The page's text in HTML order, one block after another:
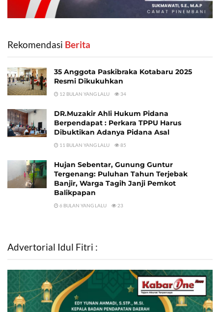
Rekomendasi ‎ Berita
35 Anggota Paskibraka Kotabaru 2025
Resmi Dikukuhkan
12 BULAN YANG LALU 34
DR.Muzakir Ahli Hukum Pidana
Berpendapat : Perkara TPPU Harus
Dibuktikan Adanya Pidana Asal
11 BULAN YANG LALU 85
Hujan Sebentar, Gunung Guntur
Tergenang: Puluhan Tahun Terjebak
Banjir, Warga Tagih Janji Pemkot
Balikpapan
6 BULAN YANG LALU 23
Advertorial Idul Fitri :